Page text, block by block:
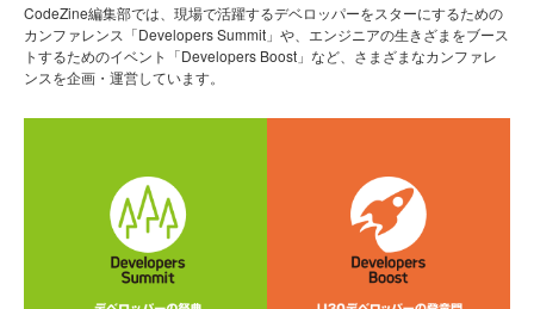
CodeZine編集部では、現場で活躍するデベロッパーをスターにするための
カンファレンス「Developers Summit」や、エンジニアの生きざまをブース
トするためのイベント「Developers Boost」など、さまざまなカンファレ
ンスを企画・運営しています。